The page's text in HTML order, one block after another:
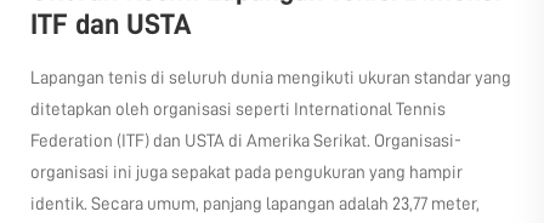
ITF dan USTA
Lapangan tenis di seluruh dunia mengikuti ukuran standar yang
ditetapkan oleh organisasi seperti International Tennis
Federation (ITF) dan USTA di Amerika Serikat. Organisasi-
organisasi ini juga sepakat pada pengukuran yang hampir
identik. Secara umum, panjang lapangan adalah 23,77 meter,